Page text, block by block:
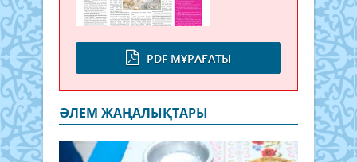
PDF МҰРАҒАТЫ
ӘЛЕМ ЖАҢАЛЫҚТАРЫ